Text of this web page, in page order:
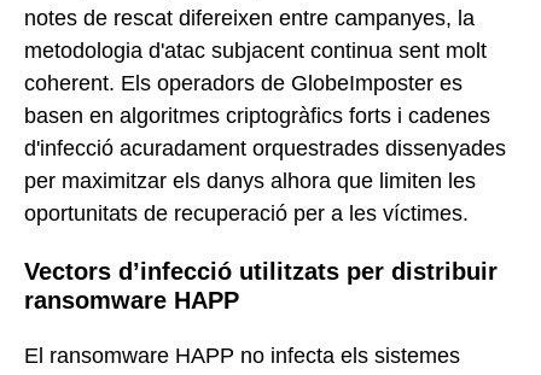
notes de rescat difereixen entre campanyes, la
metodologia d'atac subjacent continua sent molt
coherent. Els operadors de GlobeImposter es
basen en algoritmes criptogràfics forts i cadenes
d'infecció acuradament orquestrades dissenyades
per maximitzar els danys alhora que limiten les
oportunitats de recuperació per a les víctimes.
Vectors d’infecció utilitzats per distribuir
ransomware HAPP
El ransomware HAPP no infecta els sistemes